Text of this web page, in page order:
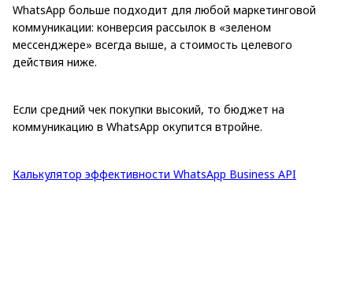
WhatsApp больше подходит для любой маркетинговой
коммуникации: конверсия рассылок в «зеленом
мессенджере» всегда выше, а стоимость целевого
действия ниже.
Если средний чек покупки высокий, то бюджет на
коммуникацию в WhatsApp окупится втройне.
Калькулятор эффективности WhatsApp Business API